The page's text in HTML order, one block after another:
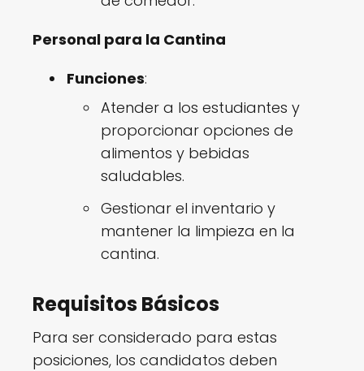
Personal para la Cantina
Funciones:
Atender a los estudiantes y
proporcionar opciones de
alimentos y bebidas
saludables.
Gestionar el inventario y
mantener la limpieza en la
cantina.
Requisitos Básicos
Para ser considerado para estas
posiciones, los candidatos deben